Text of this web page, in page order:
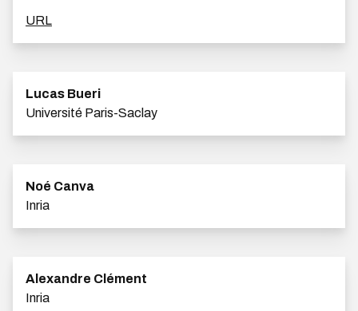
URL
Lucas Bueri
Université Paris-Saclay
Noé Canva
Inria
Alexandre Clément
Inria